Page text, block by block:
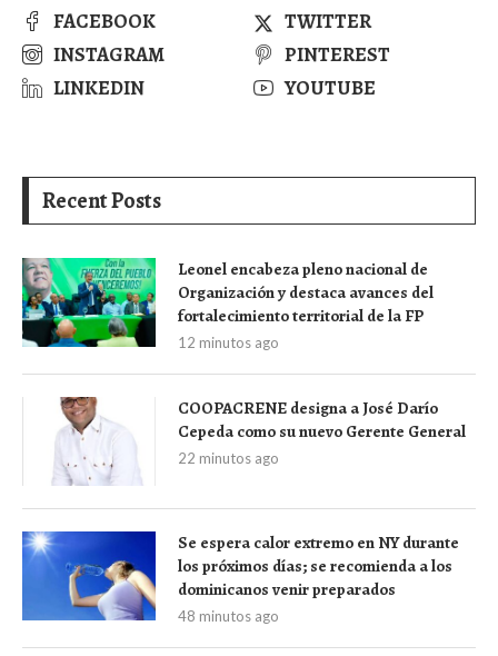
FACEBOOK
TWITTER
INSTAGRAM
PINTEREST
LINKEDIN
YOUTUBE
Recent Posts
Leonel encabeza pleno nacional de
Organización y destaca avances del
fortalecimiento territorial de la FP
12 minutos ago
COOPACRENE designa a José Darío
Cepeda como su nuevo Gerente General
22 minutos ago
Se espera calor extremo en NY durante
los próximos días; se recomienda a los
dominicanos venir preparados
48 minutos ago